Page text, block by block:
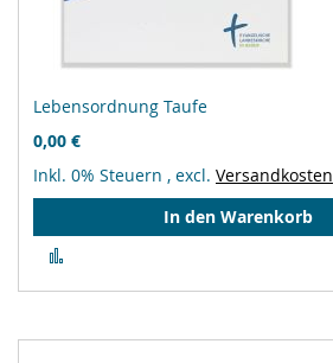
Lebensordnung Taufe
0,00 €
Inkl. 0% Steuern , excl. Versandkosten
In den Warenkorb
hinzufügen